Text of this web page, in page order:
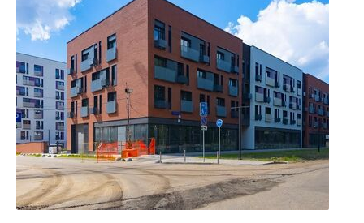
коттеджные
поселки
Строящиеся
коттеджные
поселки
Коттеджные
поселки
лесу
Коттеджные
поселки